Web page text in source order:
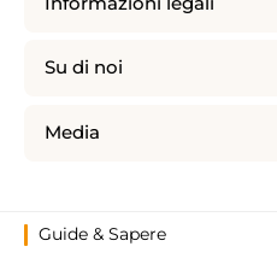
Su di noi
Media
Guide & Sapere